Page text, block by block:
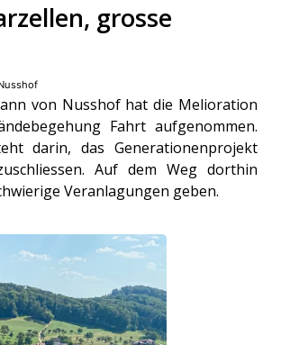
grosse
von Nusshof hat die Melioration
Fahrt aufgenommen.
darin, das Generationenprojekt
Auf dem Weg dorthin
Veranlagungen geben.